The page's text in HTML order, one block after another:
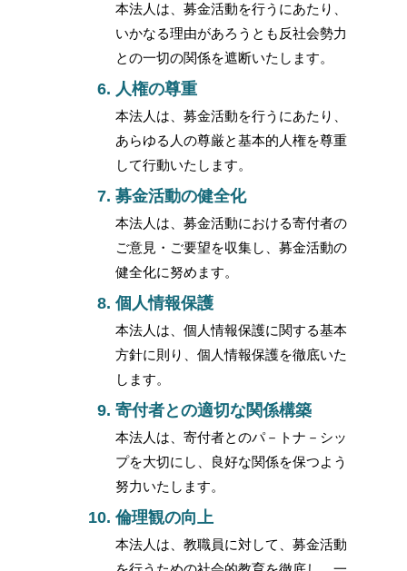
本法人は、募金活動を行うにあたり、
いかなる理由があろうとも反社会勢力
との一切の関係を遮断いたします。
人権の尊重
本法人は、募金活動を行うにあたり、
あらゆる人の尊厳と基本的人権を尊重
して行動いたします。
募金活動の健全化
本法人は、募金活動における寄付者の
ご意見・ご要望を収集し、募金活動の
健全化に努めます。
個人情報保護
本法人は、個人情報保護に関する基本
方針に則り、個人情報保護を徹底いた
します。
寄付者との適切な関係構築
本法人は、寄付者とのパ－トナ－シッ
プを大切にし、良好な関係を保つよう
努力いたします。
倫理観の向上
本法人は、教職員に対して、募金活動